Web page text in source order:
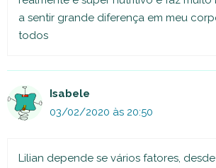
a sentir grande diferença em meu
todos
Isabele
03/02/2020 às 20:50
Lilian depende se vários fatores,